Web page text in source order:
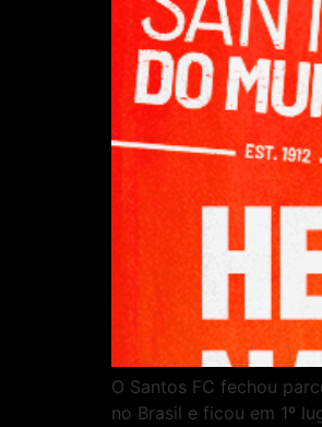
O Santos FC fechou
no Brasil e ficou em 1º